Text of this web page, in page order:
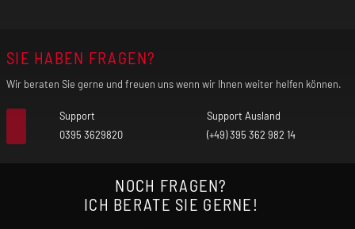
SIE HABEN FRAGEN?
Wir beraten Sie gerne und freuen uns wenn wir Ihnen weiter helfen können.
Support
0395 3629820
Support Ausland
(+49) 395 362 982 14
NOCH FRAGEN?
ICH BERATE SIE GERNE!